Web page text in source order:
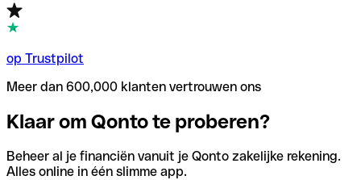
op Trustpilot
Meer dan 600,000 klanten vertrouwen ons
Klaar om Qonto te proberen?
Beheer al je financiën vanuit je Qonto zakelijke rekening.
Alles online in één slimme app.